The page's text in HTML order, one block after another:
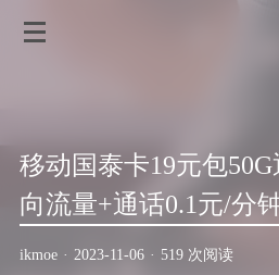
移动国泰卡19元包
向流量+通话0.1元/分
ikmoe · 2023-11-06 · 519 次阅读